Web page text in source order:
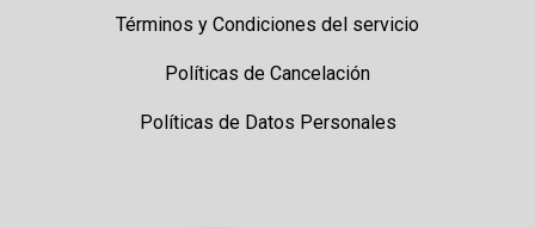
Términos y Condiciones del servicio
Políticas de Cancelación
Políticas de Datos Personales